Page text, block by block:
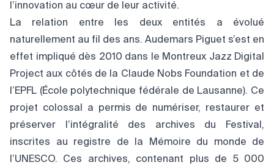
l’innovation au cœur de leur activité.
La relation entre les deux entités a évolué
naturellement au fil des ans. Audemars Piguet s’est en
effet impliqué dès 2010 dans le Montreux Jazz Digital
Project aux côtés de la Claude Nobs Foundation et de
l’EPFL (École polytechnique fédérale de Lausanne). Ce
projet colossal a permis de numériser, restaurer et
préserver l’intégralité des archives du Festival,
inscrites au registre de la Mémoire du monde de
l’UNESCO. Ces archives, contenant plus de 5 000